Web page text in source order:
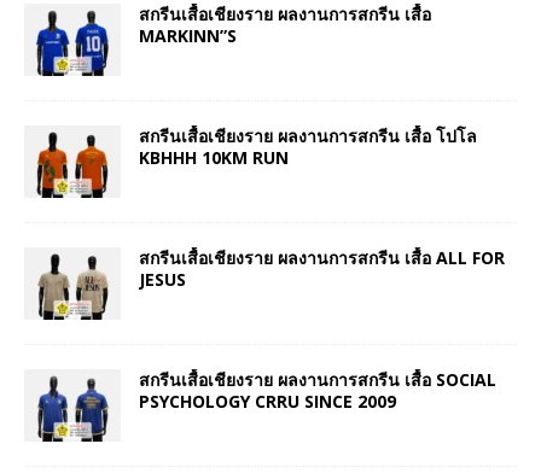
สกรีนเสื้อเชียงราย ผลงานการสกรีน เสื้อ
MARKINN”S
สกรีนเสื้อเชียงราย ผลงานการสกรีน เสื้อ โปโล
KBHHH 10KM RUN
สกรีนเสื้อเชียงราย ผลงานการสกรีน เสื้อ ALL FOR
JESUS
สกรีนเสื้อเชียงราย ผลงานการสกรีน เสื้อ SOCIAL
PSYCHOLOGY CRRU SINCE 2009